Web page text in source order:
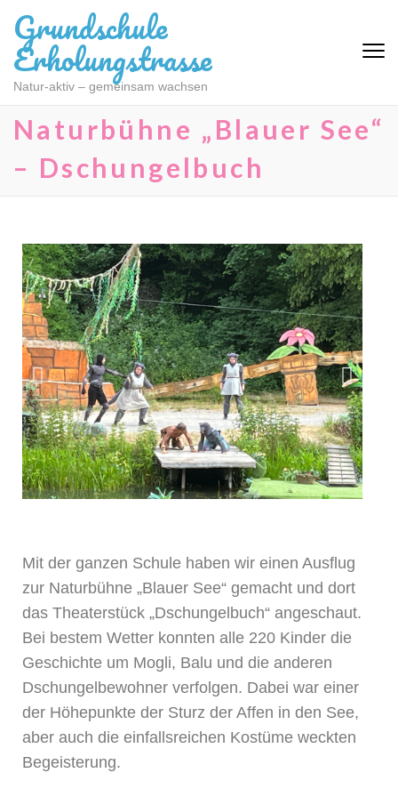
Grundschule
Erholungstrasse
Natur-aktiv – gemeinsam wachsen
Naturbühne „Blauer See“
– Dschungelbuch
Mit der ganzen Schule haben wir einen Ausflug
zur Naturbühne „Blauer See“ gemacht und dort
das Theaterstück „Dschungelbuch“ angeschaut.
Bei bestem Wetter konnten alle 220 Kinder die
Geschichte um Mogli, Balu und die anderen
Dschungelbewohner verfolgen. Dabei war einer
der Höhepunkte der Sturz der Affen in den See,
aber auch die einfallsreichen Kostüme weckten
Begeisterung.